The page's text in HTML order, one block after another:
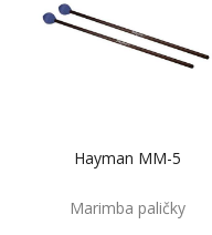
Hayman MM-5
Marimba paličky